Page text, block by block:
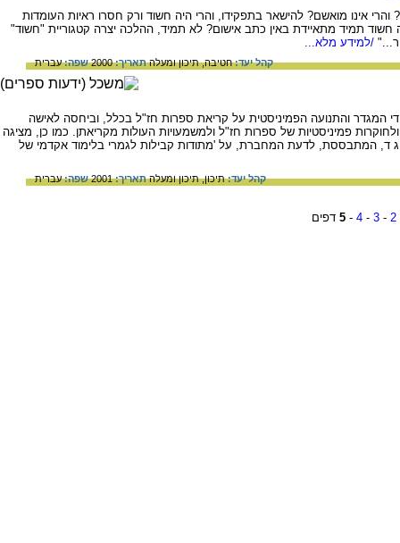
אינו מואשם? להישאר בתפקידו, והרי היה חשוד ורק חסרו ראיות העומדות
תמיד מתאיידת באין כתב אישום? לא תמיד, ההלכה יצרה קטגוריית "חשוד"
/למידע מלא...
קהל יעד:חטיבה,תיכון ומעלהתאריך:2000 שפה:עברית
המגדר והתנועה הפמיניסטית על קריאת ספרות חז"ל בכלל, וביחסה לאישה
פמיניסטיות של ספרות חז"ל ולמשמעויות העולות מקריאתן. כמו כן, מציגה
ד, המתבססת, לדעת המחברת, על 'מתודות קבילות לגמרי בלימוד אקדמי של
קהל יעד:תיכון,תיכון ומעלהתאריך:2001 שפה:עברית
2
-
3
-
4
-
5 דפים